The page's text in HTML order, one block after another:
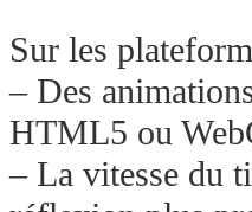
Sur les
– Des
HTML5 ou
– La vitesse du